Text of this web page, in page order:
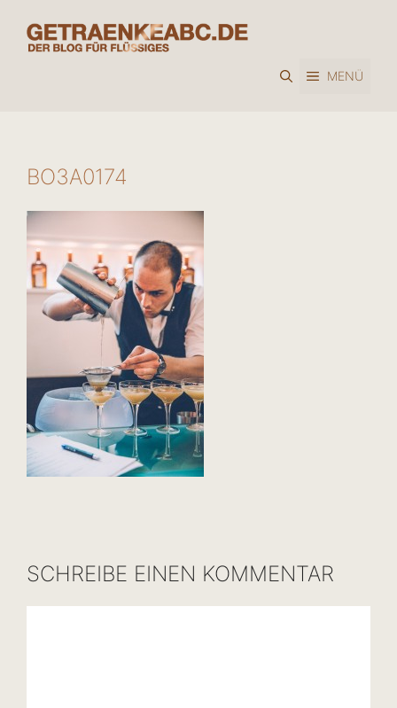
Inhalt
springen
MENÜ
BO3A0174
SCHREIBE EINEN KOMMENTAR